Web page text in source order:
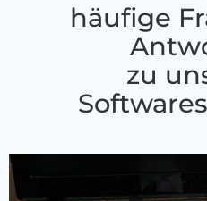
häufige
zu